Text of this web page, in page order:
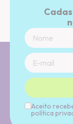
Aceito
política